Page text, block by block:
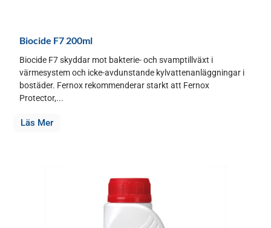
Biocide F7 200ml
Biocide F7 skyddar mot bakterie- och svamptillväxt i
värmesystem och icke-avdunstande kylvattenanläggningar i
bostäder. Fernox rekommenderar starkt att Fernox
Protector,...
Läs Mer